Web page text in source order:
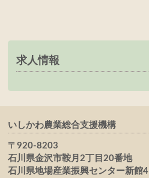
求人情報
いしかわ農業総合支援機構
〒920-8203
石川県金沢市鞍月2丁目20番地
石川県地場産業振興センター新館4